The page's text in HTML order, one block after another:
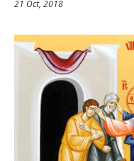
21 Oct, 2018